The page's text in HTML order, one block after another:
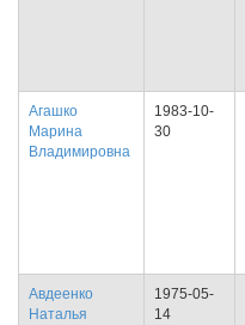
Агашко
Марина
Владимировна
1983-10-
30
Авдеенко
Наталья
1975-05-
14